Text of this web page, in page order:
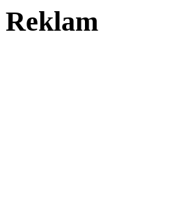
Reklam